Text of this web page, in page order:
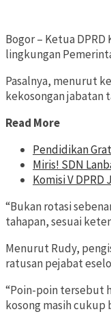
Bogor – Ketua
lingkungan
Pasalnya, menurut
kekosongan jabatan
Read More
Pendidikan
Miris! SDN
Komisi V
“Bukan rotasi
tahapan, sesuai
Menurut Rudy,
ratusan pejabat
“Poin-poin tersebut
kosong masih cukup